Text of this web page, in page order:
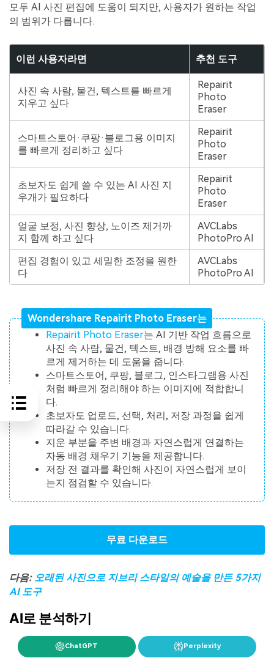
모두 AI 사진 편집에 도움이 되지만, 사용자가 원하는 작업
의 범위가 다릅니다.
이런 사용자라면 추천 도구
사진 속 사람, 물건, 텍스트를 빠르게
지우고 싶다
Repairit
Photo
Eraser
스마트스토어·쿠팡·블로그용 이미지
를 빠르게 정리하고 싶다
Repairit
Photo
Eraser
초보자도 쉽게 쓸 수 있는 AI 사진 지
우개가 필요하다
Repairit
Photo
Eraser
얼굴 보정, 사진 향상, 노이즈 제거까
지 함께 하고 싶다
AVCLabs
PhotoPro AI
편집 경험이 있고 세밀한 조정을 원한
다
AVCLabs
PhotoPro AI
Wondershare Repairit Photo Eraser는
Repairit Photo Eraser는 AI 기반 작업 흐름으로
사진 속 사람, 물건, 텍스트, 배경 방해 요소를 빠
르게 제거하는 데 도움을 줍니다.
스마트스토어, 쿠팡, 블로그, 인스타그램용 사진
처럼 빠르게 정리해야 하는 이미지에 적합합니
다.
초보자도 업로드, 선택, 처리, 저장 과정을 쉽게
따라갈 수 있습니다.
지운 부분을 주변 배경과 자연스럽게 연결하는
자동 배경 채우기 기능을 제공합니다.
저장 전 결과를 확인해 사진이 자연스럽게 보이
는지 점검할 수 있습니다.
무료 다운로드
다음: 오래된 사진으로 지브리 스타일의 예술을 만든 5가지
AI 도구
AI로 분석하기
ChatGPT Perplexity